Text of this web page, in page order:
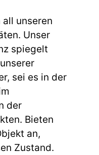
unseren
Unser
spiegelt
sei es in der
der
Bieten
an,
Zustand.